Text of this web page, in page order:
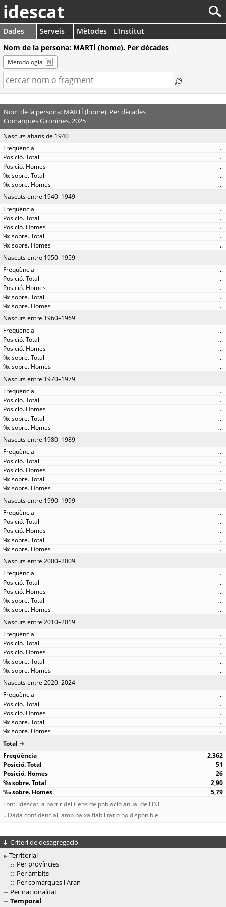
idescat
Dades Serveis Mètodes
L'Institut
Nom de la persona: MARTÍ (home). Per dècades
Metodologia
Nom de la persona: MARTÍ (home). Per dècades
Comarques Gironines. 2025
Nascuts abans de 1940
..
..
..
..
..
Nascuts entre 1940–1949
..
..
..
..
..
Nascuts entre 1950–1959
..
..
..
..
..
Nascuts entre 1960–1969
..
..
..
..
..
Nascuts entre 1970–1979
..
..
..
..
..
Nascuts entre 1980–1989
..
..
..
..
..
Nascuts entre 1990–1999
..
..
..
..
..
Nascuts entre 2000–2009
..
..
..
..
..
Nascuts entre 2010–2019
..
..
..
..
..
Nascuts entre 2020–2024
..
..
..
..
..
Total
2.362
51
26
2,90
5,79
Font: Idescat, a partir del Cens de població anual de l'INE.
.. Dada confidencial, amb baixa fiabilitat o no disponible
Criteri de desagregació
Territorial
Per províncies
Per àmbits
Per comarques i Aran
Per nacionalitat
Temporal